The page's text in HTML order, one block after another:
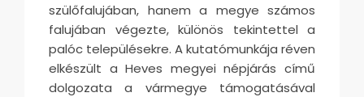
szülőfalujában, hanem a megye számos
falujában végezte, különös tekintettel a
palóc településekre. A kutatómunkája réven
elkészült a Heves megyei népjárás című
dolgozata a vármegye támogatásával